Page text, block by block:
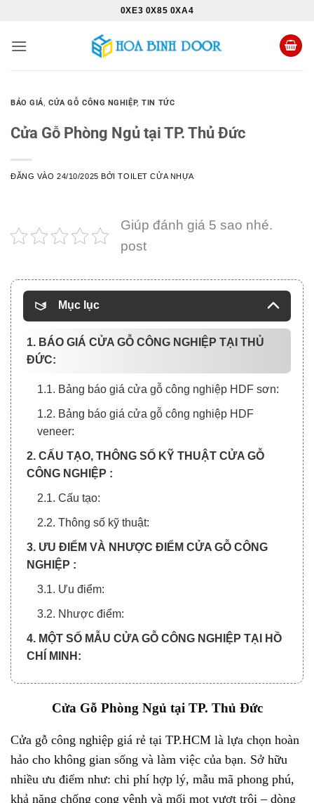
nội
0XE3 0X85 0XA4
BÁO GIÁ,CỬA GỖ CÔNG NGHIỆP,TIN TỨC
Cửa Gỗ Phòng Ngủ tại TP. Thủ Đức
ĐĂNG VÀO24/10/2025 BỞITOILET CỬA NHỰA
Giúp đánh giá 5 sao nhé.
post
Mục lục
1. BÁO GIÁ CỬA GỖ CÔNG NGHIỆP TẠI THỦ
ĐỨC:
1.1. Bảng báo giá cửa gỗ công nghiệp HDF sơn:
1.2. Bảng báo giá cửa gỗ công nghiệp HDF
veneer:
2. CẤU TẠO, THÔNG SỐ KỸ THUẬT CỬA GỖ
CÔNG NGHIỆP :
2.1. Cấu tạo:
2.2. Thông số kỹ thuật:
3. ƯU ĐIỂM VÀ NHƯỢC ĐIỂM CỬA GỖ CÔNG
NGHIỆP :
3.1. Ưu điểm:
3.2. Nhược điểm:
4. MỘT SỐ MẪU CỬA GỖ CÔNG NGHIỆP TẠI HỒ
CHÍ MINH:
5. TẠI SAO NÊN MUA CỬA Ở HOABINHDOOR?
6. QUY TRÌNH MUA CỬA VÀ THANH TOÁN:
7.1. Quy trình xem báo giá cửa:
7.2. Quy trình thanh toán chia làm 3 đợt:
Cửa Gỗ Phòng Ngủ tại TP. Thủ Đức
Cửa gỗ công nghiệp giá rẻ tại TP.HCM là lựa chọn hoàn
hảo cho không gian sống và làm việc của bạn. Sở hữu
nhiều ưu điểm như: chi phí hợp lý, mẫu mã phong phú,
khả năng chống cong vênh và mối mọt vượt trội – dòng